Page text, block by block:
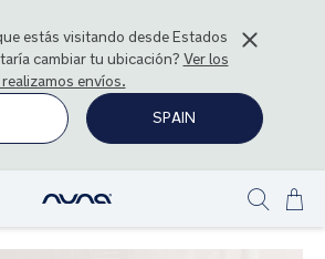
estás visitando desdeEstados
cambiar tu ubicación? Ver los
envíos.
SPAIN
Ir